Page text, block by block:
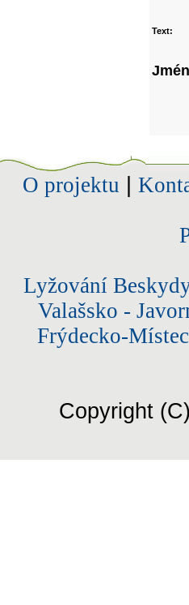
Text:
O projektu
Lyžování
Valašsko -
Frýdecko-
Copyright